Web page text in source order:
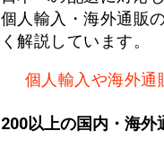
個人輸入・海外通販
く解説しています。
個人輸入や海外通
200以上の国内・海外